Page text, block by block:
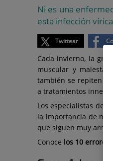
Ni es una
esta infección vírica
Twittear
Cada invierno, la
muscular y
también se repiten
a tratamientos
Los especialistas de
la importancia de no
que siguen muy
Conoce los 10 errores